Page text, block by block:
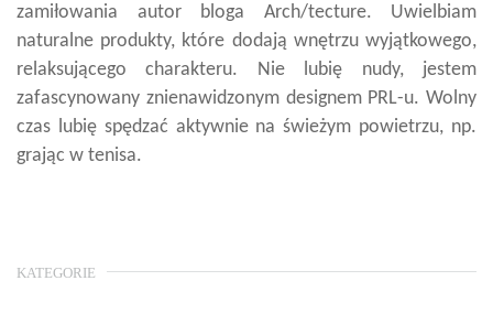
zamiłowania autor bloga Arch/tecture. Uwielbiam
naturalne produkty, które dodają wnętrzu wyjątkowego,
relaksującego charakteru. Nie lubię nudy, jestem
zafascynowany znienawidzonym designem PRL-u. Wolny
czas lubię spędzać aktywnie na świeżym powietrzu, np.
grając w tenisa.
KATEGORIE